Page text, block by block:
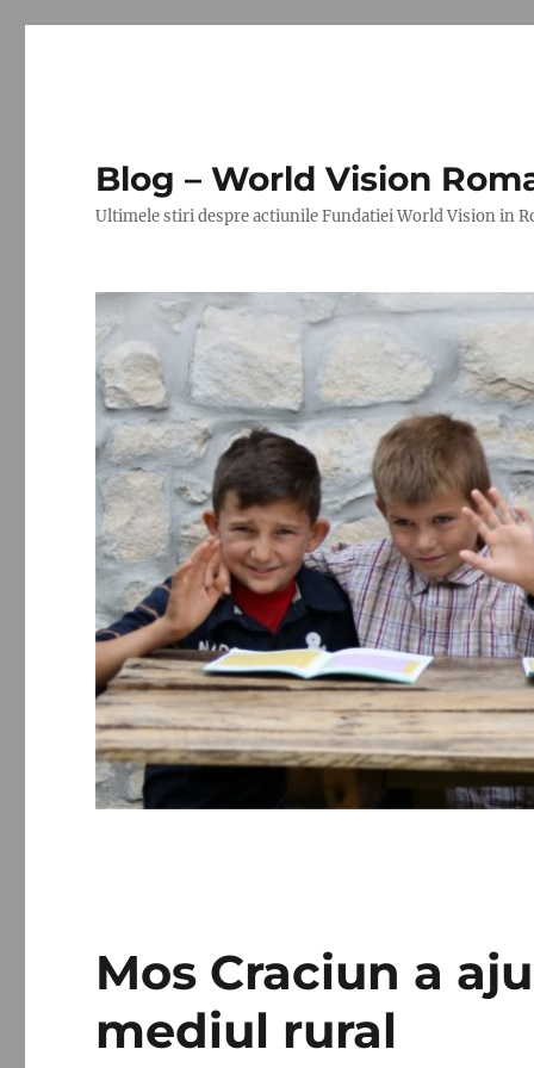
Blog – World Vision
Ultimele stiri despre actiunile Fundatiei World Vision in
Mos Craciun a
mediul rural